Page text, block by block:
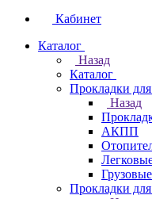
Кабинет
Каталог
Назад
Каталог
Прокладки
Назад
АКПП
Прокладки